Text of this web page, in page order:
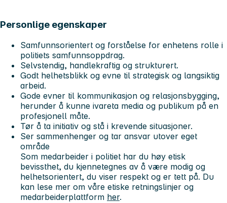
Personlige egenskaper
Samfunnsorientert og forståelse for enhetens rolle i
politiets samfunnsoppdrag.
Selvstendig, handlekraftig og strukturert.
Godt helhetsblikk og evne til strategisk og langsiktig
arbeid.
Gode evner til kommunikasjon og relasjonsbygging,
herunder å kunne ivareta media og publikum på en
profesjonell måte.
Tør å ta initiativ og stå i krevende situasjoner.
Ser sammenhenger og tar ansvar utover eget
område
Som medarbeider i politiet har du høy etisk
bevissthet, du kjennetegnes av å være modig og
helhetsorientert, du viser respekt og er tett på. Du
kan lese mer om våre etiske retningslinjer og
medarbeiderplattform her.